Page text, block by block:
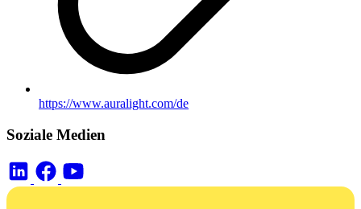
https://www.auralight.com/de
Soziale Medien